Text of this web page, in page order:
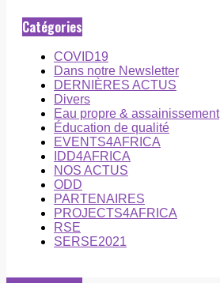
Catégories
COVID19
Dans notre Newsletter
DERNIÈRES ACTUS
Divers
Eau propre & assainissement
Éducation de qualité
EVENTS4AFRICA
IDD4AFRICA
NOS ACTUS
ODD
PARTENAIRES
PROJECTS4AFRICA
RSE
SERSE2021